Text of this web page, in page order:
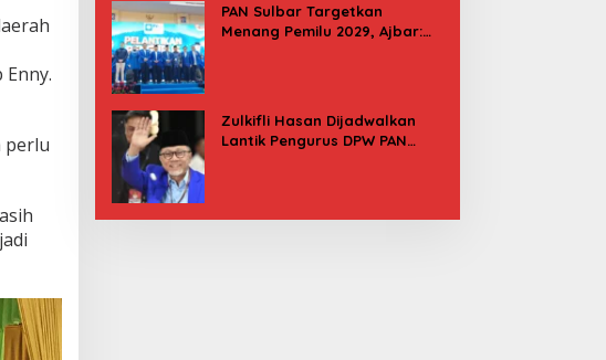
perlu
PAN Sulbar Targetkan
Menang Pemilu 2029, Ajbar:
Zulkifli Hasan Dijadwalkan
Lantik Pengurus DPW PAN